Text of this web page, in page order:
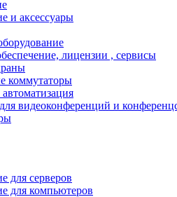
и аксессуары
лицензии , сервисы
коммутаторы
видеоконференций и
для серверов
для компьютеров